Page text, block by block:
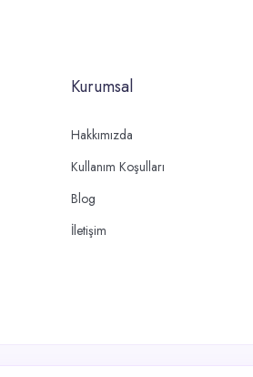
Kurumsal
Hakkımızda
Kullanım Koşulları
Blog
İletişim